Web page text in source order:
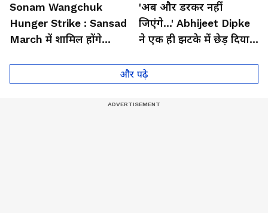
Sonam Wangchuk
Hunger Strike : Sansad
March में शामिल होंगे
'अब और डरकर नहीं
जिएंगे...' Abhijeet Dipke
ने एक ही झटके में छेड़ दिया
और पढ़े